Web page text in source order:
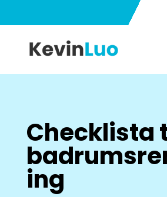
Checklista
ing